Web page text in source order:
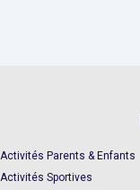
Activités Parents & Enfants
Activités Sportives